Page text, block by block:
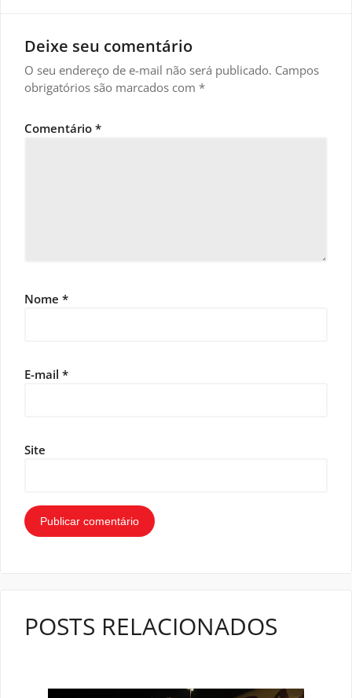
Deixe seu comentário
O seu endereço de e-mail não será publicado. Campos
obrigatórios são marcados com *
Comentário *
Nome *
E-mail *
Site
POSTS RELACIONADOS